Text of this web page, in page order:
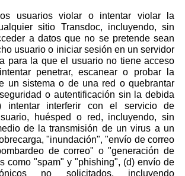
usuarios violar o intentar violar la
sitio Transdoc, incluyendo, sin
a datos que no se pretende sean
usuario o iniciar sesión en un servidor
para la que el usuario no tiene acceso
penetrar, escanear o probar la
un sistema o de una red o quebrantar
o autentificación sin la debida
intentar interferir con el servicio de
huésped o red, incluyendo, sin
de la transmisión de un virus a un
"inundación", "envío de correo
de correo" o "generación de
como "spam" y "phishing", (d) envío de
no solicitados, incluyendo